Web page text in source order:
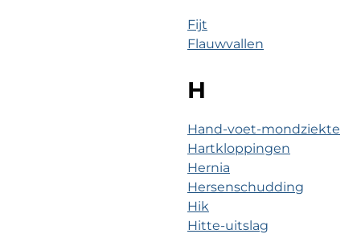
Fijt
Flauwvallen
H
Hand-voet-mondziekte
Hartkloppingen
Hernia
Hersenschudding
Hik
Hitte-uitslag